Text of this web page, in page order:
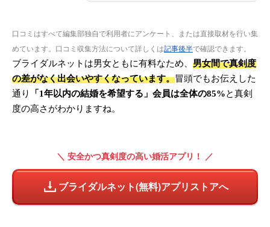
口コミはすべて編集部独自で利用者にアンケート、または直接取材を行い集
めています。口コミ収集方法について詳しくは記事後半で確認できます。
ブライダルネットは男女ともに有料なため、 男女間で真剣度
の差がなく出会いやすくなっています。冒頭でもお伝えした
通り
「1年以内の結婚を希望する」会員は全体の85%と真剣
度の高さがわかりますね。
＼ 安全かつ真剣度の高い婚活アプリ！ ／
ブライダルネット(無料)アプリストアへ